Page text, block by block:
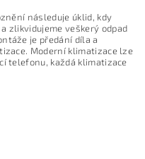
následuje úklid, kdy
zlikvidujeme veškerý odpad
je předání díla a
Moderní klimatizace lze
telefonu, každá klimatizace